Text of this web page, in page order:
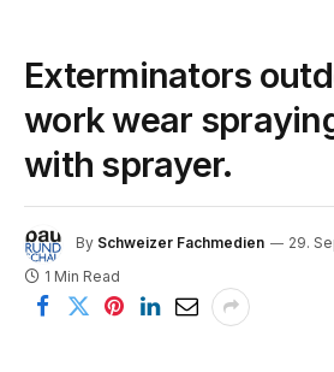
Exterminators
work wear
with sprayer.
By Schweizer Fachmedien
29.
1 Min Read